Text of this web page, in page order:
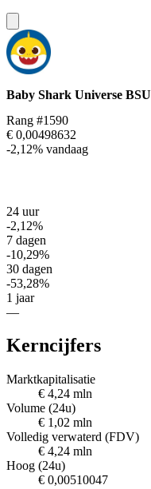
Baby Shark Universe BSU
Rang #1590
€ 0,00498632
-2,12% vandaag
24 uur
-2,12%
7 dagen
-10,29%
30 dagen
-53,28%
1 jaar
—
Kerncijfers
Marktkapitalisatie
€ 4,24 mln
Volume (24u)
€ 1,02 mln
Volledig verwaterd (FDV)
€ 4,24 mln
Hoog (24u)
€ 0,00510047